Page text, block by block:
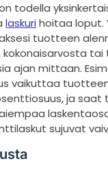
todella
laskuri hoitaa loput.
tuotteen
tai
ajan mittaan.
vaikuttaa
ja saat
sujuvat